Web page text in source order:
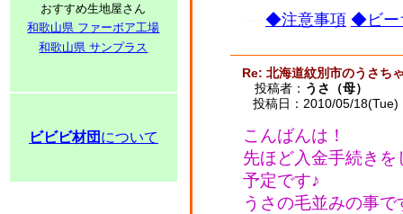
おすすめ生地屋さん
和歌山県 ファーボア工場
和歌山県 サンプラス
ビビビ材団 について
◆注意事項 ◆ビー
Re: 北海道紋別市のうさち
投稿者： うさ（母）
投稿日：2010/05/
こんばんは！
先ほど入金手続き
予定です♪
うさの毛並みの事